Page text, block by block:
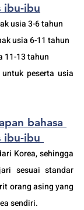
ibu-ibu
usia 3-6 tahun
usia 6-11 tahun
11-13 tahun
peserta usia
bahasa
ibu-ibu
Korea, sehingga
sesuai standar
orang asing yang
sendiri.